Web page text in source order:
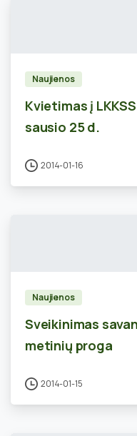
Naujienos
Kvietimas į
sausio 25 d.
2014-01-16
Naujienos
Sveikinimas
metinių proga
2014-01-15